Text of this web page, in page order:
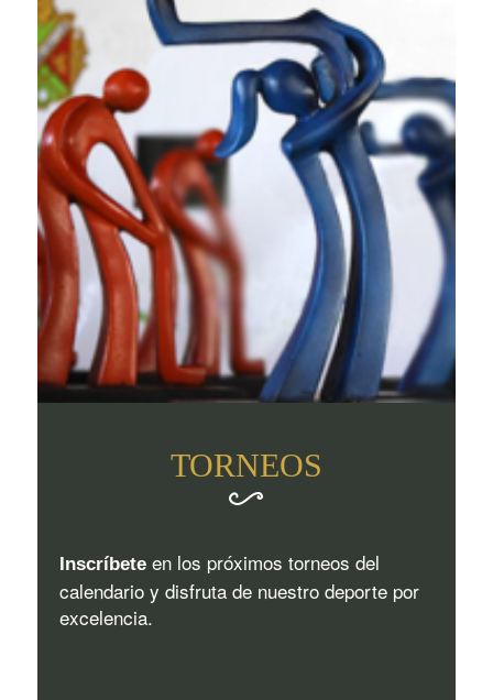
TORNEOS
Inscríbeteen los próximos torneos del
calendario y disfruta de nuestro deporte por
excelencia.